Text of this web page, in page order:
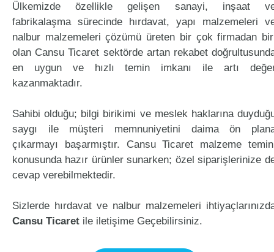
Ülkemizde özellikle gelişen sanayi, inşaat
fabrikalaşma sürecinde hırdavat, yapı malzemeleri
nalbur malzemeleri çözümü üreten bir çok firmadan
olan Cansu Ticaret sektörde artan rekabet
en uygun ve hızlı temin imkanı ile artı
kazanmaktadır.
Sahibi olduğu; bilgi birikimi ve meslek haklarına
saygı ile müşteri memnuniyetini daima ön
çıkarmayı başarmıştır. Cansu Ticaret malzeme
konusunda hazır ürünler sunarken; özel siparişlerinize
cevap verebilmektedir.
Sizlerde hırdavat ve nalbur malzemeleri
Cansu Ticaret ile iletişime Geçebilirsiniz.